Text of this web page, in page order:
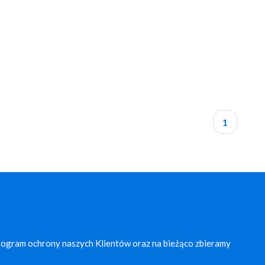
1
ochrony naszych Klientów oraz na bieżąco zbieramy